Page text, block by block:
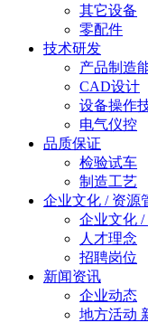
其它设备
零配件
技术研发
产品制造
CAD设计
设备操作
电气仪控
品质保证
检验试车
制造工艺
企业文化 / 资源
企业文化 /
人才理念
招聘岗位
新闻资讯
企业动态
地方活动